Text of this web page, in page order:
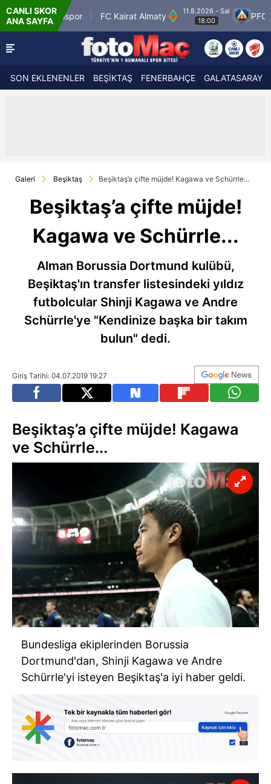
CANLI SKOR
ANA SAYFA
FC Kairat Almaty
11.8.2026 - Sal
18:00
PFC Levski
SON EKLENENLER BEŞİKTAŞ FENERBAHÇE GALATASARAY
Galeri Beşiktaş Beşiktaş’a çifte müjde! Kagawa ve Schürrle...
Beşiktaş’a çifte müjde!
Kagawa ve Schürrle...
Alman Borussia Dortmund kulübü,
Beşiktaş'ın transfer listesindeki yıldız
futbolcular Shinji Kagawa ve Andre
Schürrle'ye "Kendinize başka bir takım
bulun" dedi.
Giriş Tarihi: 04.07.2019 19:27
Beşiktaş’a çifte müjde! Kagawa
ve Schürrle...
Bundesliga ekiplerinden Borussia
Dortmund'dan, Shinji Kagawa ve Andre
Schürrle'yi isteyen Beşiktaş'a iyi haber geldi.